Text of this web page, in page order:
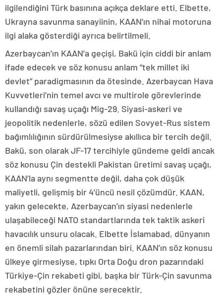
ilgilendiğini Türk basınına açıkça deklare etti. Elbette,
Ukrayna savunma sanayiinin, KAAN’ın nihai motoruna
ilgi alaka gösterdiği ayrıca belirtilmeli.
Azerbaycan’ın KAAN’a geçişi, Bakü için ciddi bir anlam
ifade edecek ve söz konusu anlam “tek millet iki
devlet” paradigmasının da ötesinde. Azerbaycan Hava
Kuvvetleri’nin temel avcı ve multirole görevlerinde
kullandığı savaş uçağı Mig-29. Siyasi-askeri ve
jeopolitik nedenlerle, sözü edilen Sovyet-Rus sistem
bağımlılığının sürdürülmesiyse akıllıca bir tercih değil.
Bakü, son olarak JF-17 tercihiyle gündeme geldi ancak
söz konusu Çin destekli Pakistan üretimi savaş uçağı,
KAAN’la aynı segmentte değil, daha çok düşük
maliyetli, gelişmiş bir 4’üncü nesil çözümdür. KAAN,
yakın gelecekte, Azerbaycan’ın siyasi nedenlerle
ulaşabileceği NATO standartlarında tek taktik askeri
havacılık unsuru olacak. Elbette İslamabad, dünyanın
en önemli silah pazarlarından biri. KAAN’ın söz konusu
ülkeye girmesiyse, tıpkı Orta Doğu dron pazarındaki
Türkiye-Çin rekabeti gibi, başka bir Türk-Çin savunma
rekabetini gözler önüne serecektir.